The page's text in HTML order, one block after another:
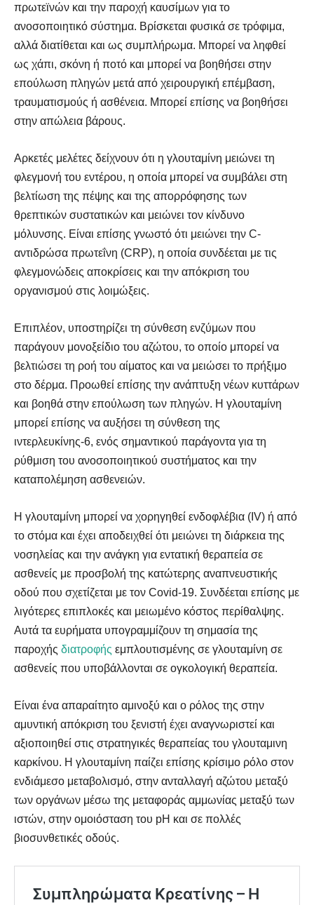
πρωτεϊνών και την παροχή καυσίμων για το
ανοσοποιητικό σύστημα. Βρίσκεται φυσικά σε τρόφιμα,
αλλά διατίθεται και ως συμπλήρωμα. Μπορεί να ληφθεί
ως χάπι, σκόνη ή ποτό και μπορεί να βοηθήσει στην
επούλωση πληγών μετά από χειρουργική επέμβαση,
τραυματισμούς ή ασθένεια. Μπορεί επίσης να βοηθήσει
στην απώλεια βάρους.
Αρκετές μελέτες δείχνουν ότι η γλουταμίνη μειώνει τη
φλεγμονή του εντέρου, η οποία μπορεί να συμβάλει στη
βελτίωση της πέψης και της απορρόφησης των
θρεπτικών συστατικών και μειώνει τον κίνδυνο
μόλυνσης. Είναι επίσης γνωστό ότι μειώνει την C-
αντιδρώσα πρωτεΐνη (CRP), η οποία συνδέεται με τις
φλεγμονώδεις αποκρίσεις και την απόκριση του
οργανισμού στις λοιμώξεις.
Επιπλέον, υποστηρίζει τη σύνθεση ενζύμων που
παράγουν μονοξείδιο του αζώτου, το οποίο μπορεί να
βελτιώσει τη ροή του αίματος και να μειώσει το πρήξιμο
στο δέρμα. Προωθεί επίσης την ανάπτυξη νέων κυττάρων
και βοηθά στην επούλωση των πληγών. Η γλουταμίνη
μπορεί επίσης να αυξήσει τη σύνθεση της
ιντερλευκίνης-6, ενός σημαντικού παράγοντα για τη
ρύθμιση του ανοσοποιητικού συστήματος και την
καταπολέμηση ασθενειών.
Η γλουταμίνη μπορεί να χορηγηθεί ενδοφλέβια (IV) ή από
το στόμα και έχει αποδειχθεί ότι μειώνει τη διάρκεια της
νοσηλείας και την ανάγκη για εντατική θεραπεία σε
ασθενείς με προσβολή της κατώτερης αναπνευστικής
οδού που σχετίζεται με τον Covid-19. Συνδέεται επίσης με
λιγότερες επιπλοκές και μειωμένο κόστος περίθαλψης.
Αυτά τα ευρήματα υπογραμμίζουν τη σημασία της
παροχής διατροφής εμπλουτισμένης σε γλουταμίνη σε
ασθενείς που υποβάλλονται σε ογκολογική θεραπεία.
Είναι ένα απαραίτητο αμινοξύ και ο ρόλος της στην
αμυντική απόκριση του ξενιστή έχει αναγνωριστεί και
αξιοποιηθεί στις στρατηγικές θεραπείας του γλουταμινη
καρκίνου. Η γλουταμίνη παίζει επίσης κρίσιμο ρόλο στον
ενδιάμεσο μεταβολισμό, στην ανταλλαγή αζώτου μεταξύ
των οργάνων μέσω της μεταφοράς αμμωνίας μεταξύ των
ιστών, στην ομοιόσταση του pH και σε πολλές
βιοσυνθετικές οδούς.